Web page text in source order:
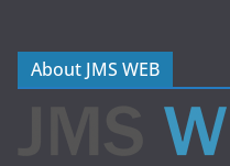
About JMS WEB